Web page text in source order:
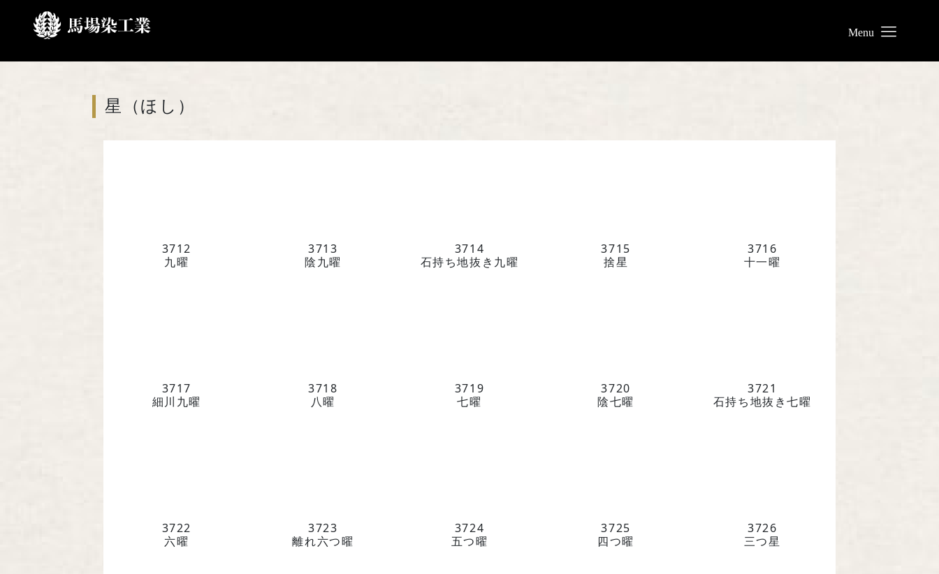
Service
お問い合わせ
TEL 075-221-4759
受付時間 土日祝を除く 平日9時～17時
『京の黒染め屋』（BtoC）サイトへ
家紋一覧
星（ほし）
3712
九曜
3713
陰九曜
3714
石持ち地抜き九曜
3715
捨星
3716
十一曜
3717
細川九曜
3718
八曜
3719
七曜
3720
陰七曜
3721
石持ち地抜き七曜
3722
六曜
3723
離れ六つ曜
3724
五つ曜
3725
四つ曜
3726
三つ星